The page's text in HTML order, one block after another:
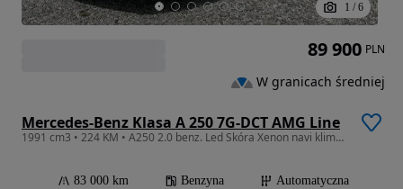
1 / 6
Mercedes-Benz Klasa A 250 7G-DCT AMG Line
1991 cm3 • 224 KM • A250 2.0 benz. Led Skóra Xenon navi klimatronik alu PDC RATY GWARANCJA
83 000 km Benzyna
Automatyczna
89 900 PLN
W granicach średniej